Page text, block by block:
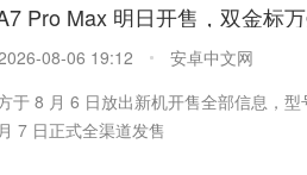
Pro Max 明日开售，双金标
08-06 19:12
安卓中文网
于 8 月 6 日放出新机开售全部信息，
7 日正式全渠道发售